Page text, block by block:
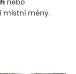
místní měny.
vůči dolaru